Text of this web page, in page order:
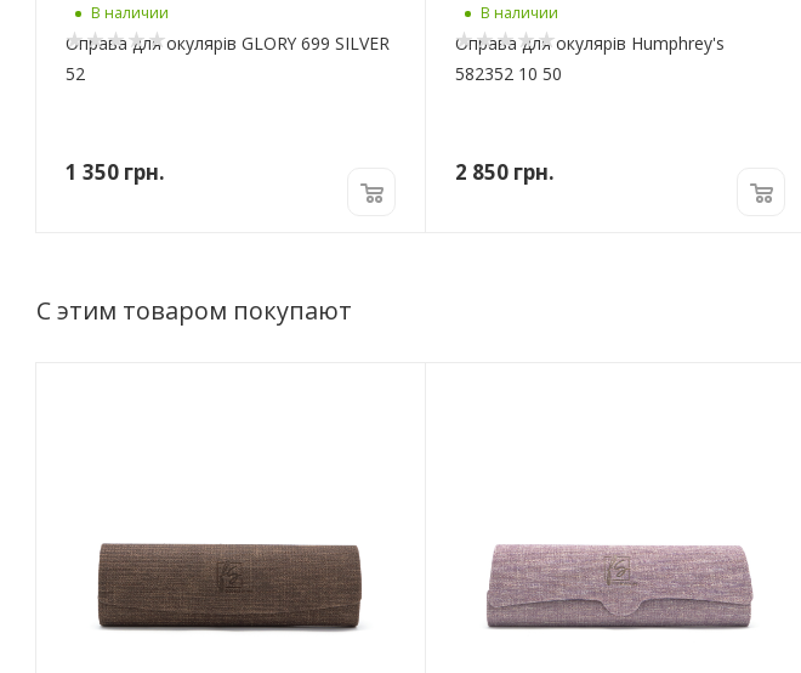
В наличии
Оправа для окулярів GLORY 699 SILVER
52
1 350 грн.
В наличии
Оправа для окулярів Humphrey's
582352 10 50
2 850 грн.
С этим товаром покупают